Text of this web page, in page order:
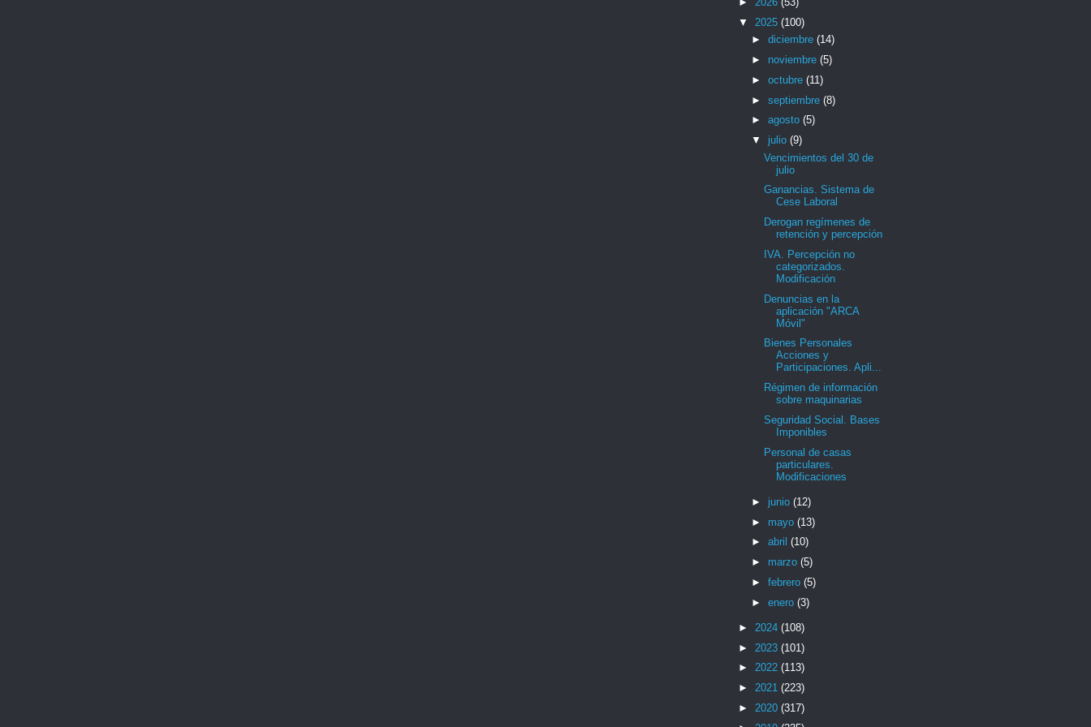
▼ 2025 (100)
► diciembre (14)
► noviembre (5)
► octubre (11)
► septiembre (8)
► agosto (5)
▼ julio (9)
Vencimientos del 30 de
julio
Ganancias. Sistema de
Cese Laboral
Derogan regímenes de
retención y percepción
IVA. Percepción no
categorizados.
Modificación
Denuncias en la
aplicación "ARCA
Móvil"
Bienes Personales
Acciones y
Participaciones. Apli...
Régimen de información
sobre maquinarias
Seguridad Social. Bases
Imponibles
Personal de casas
particulares.
Modificaciones
► junio (12)
► mayo (13)
► abril (10)
► marzo (5)
► febrero (5)
► enero (3)
► 2024 (108)
► 2023 (101)
► 2022 (113)
► 2021 (223)
► 2020 (317)